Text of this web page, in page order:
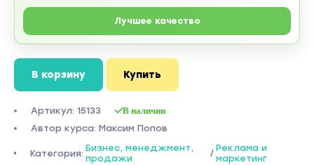
Лучшее качество
В корзину Купить
Артикул: 15133 В наличии
Автор курса: Максим Попов
Категория: Бизнес, менеджмент,
продажи
/ Реклама и
маркетинг